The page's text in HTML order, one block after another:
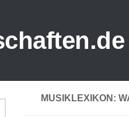
MUSIKLEXIKON: